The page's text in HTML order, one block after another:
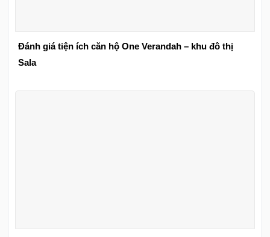
Đánh giá tiện ích căn hộ One Verandah – khu đô thị
Sala